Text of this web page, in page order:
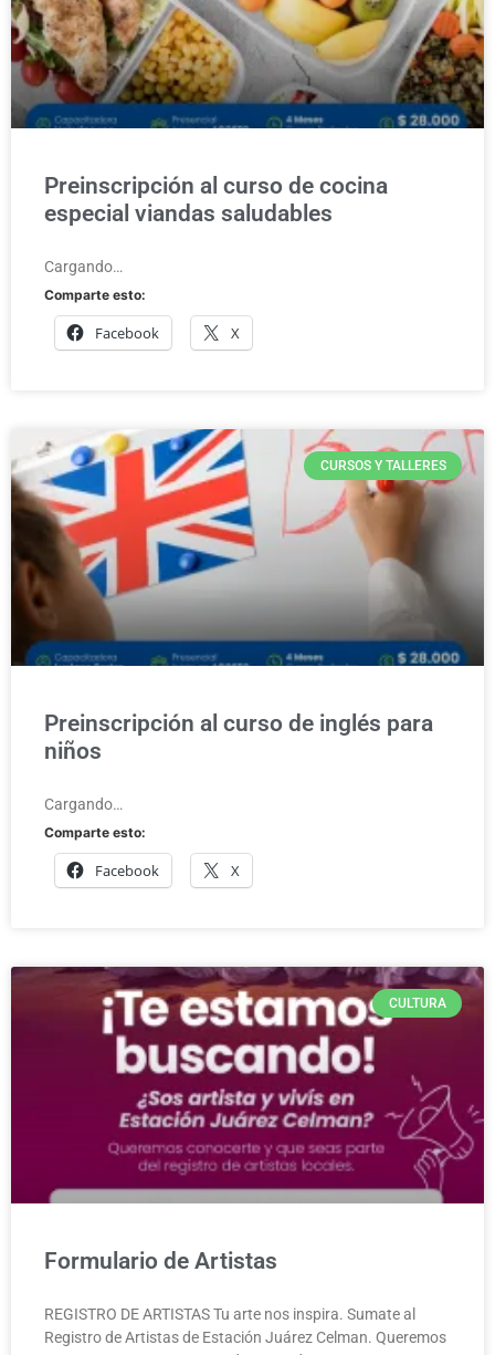
Preinscripción al curso de cocina
especial viandas saludables
Cargando…
Comparte esto:
Facebook X
CURSOS Y TALLERES
Preinscripción al curso de inglés para
niños
Cargando…
Comparte esto:
Facebook X
CULTURA
Formulario de Artistas
REGISTRO DE ARTISTAS Tu arte nos inspira. Sumate al
Registro de Artistas de Estación Juárez Celman. Queremos